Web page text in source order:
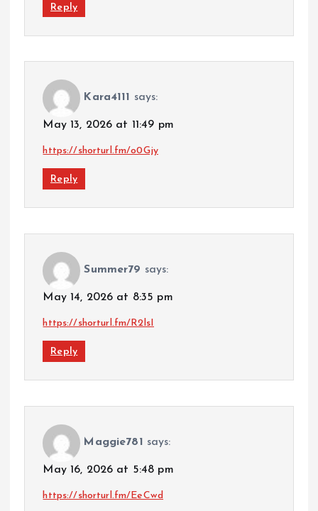
Reply
Kara4111 says:
May 13, 2026 at 11:49 pm
https://shorturl.fm/o0Gjy
Reply
Summer79 says:
May 14, 2026 at 8:35 pm
https://shorturl.fm/R2lsI
Reply
Maggie781 says:
May 16, 2026 at 5:48 pm
https://shorturl.fm/EeCwd